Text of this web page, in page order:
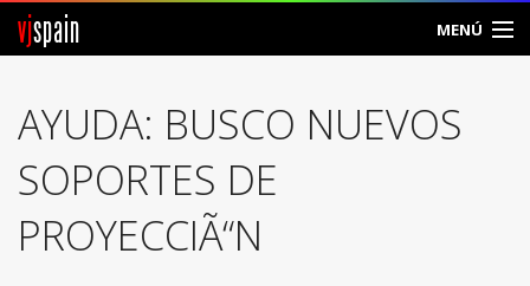
vjspain MENÚ
Foros
Noticias
Vjspain
AYUDA: BUSCO NUEVOS
SOPORTES DE
PROYECCIÃ“N